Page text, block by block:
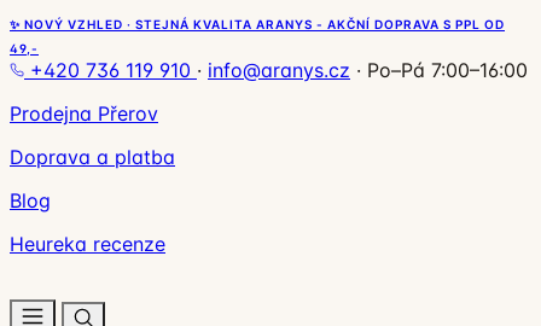
✨ NOVÝ VZHLED · STEJNÁ KVALITA ARANYS - AKČNÍ DOPRAVA S PPL OD
49,-
+420 736 119 910 · info@aranys.cz · Po–Pá 7:00–16:00
Prodejna Přerov
Doprava a platba
Blog
Heureka recenze